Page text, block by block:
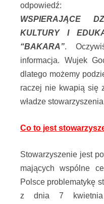
WSPIERAJĄCE
KULTURY I
“BAKARA”.
informacja. Wujek
dlatego możemy
raczej nie kwapią się
władze
Co to jest
Stowarzyszenie jest
mających wspólne
Polsce problematykę
z dnia 7